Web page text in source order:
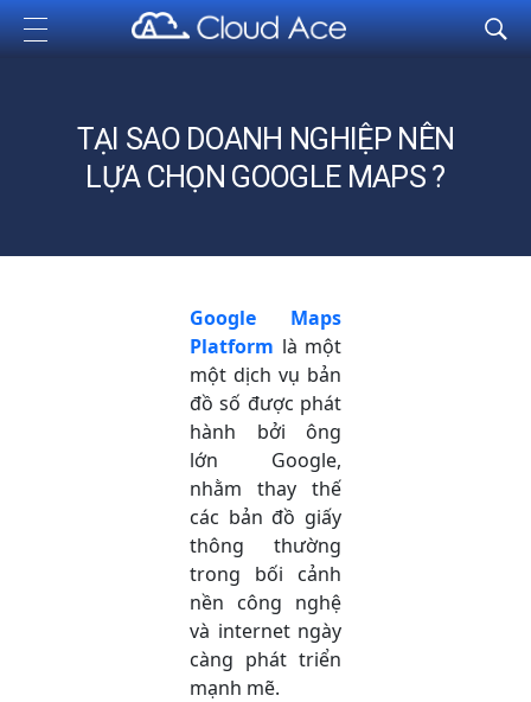
Cloud Ace
Nhà cung cấp giải pháp trên GCP cho doanh nghiệp
TẠI SAO DOANH NGHIỆP NÊN
LỰA CHỌN GOOGLE MAPS ?
Google Maps
Platform là một
một dịch vụ bản
đồ số được phát
hành bởi ông
lớn Google,
nhằm thay thế
các bản đồ giấy
thông thường
trong bối cảnh
nền công nghệ
và internet ngày
càng phát triển
mạnh mẽ.